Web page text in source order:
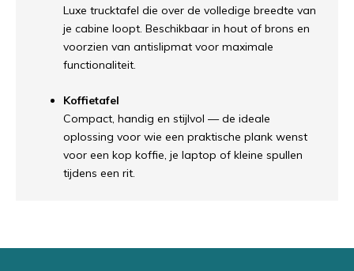
Luxe trucktafel die over de volledige breedte van
je cabine loopt. Beschikbaar in hout of brons en
voorzien van antislipmat voor maximale
functionaliteit.
Koffietafel
Compact, handig en stijlvol — de ideale
oplossing voor wie een praktische plank wenst
voor een kop koffie, je laptop of kleine spullen
tijdens een rit.